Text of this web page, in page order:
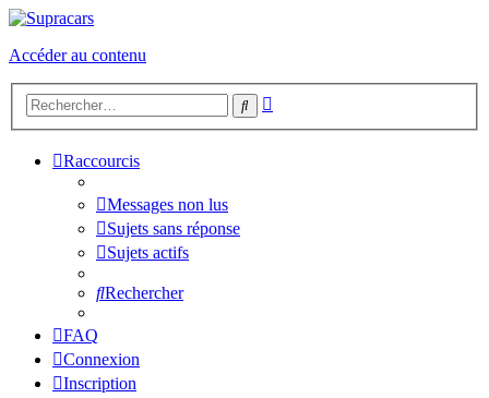
Accéder au contenu
Rechercher
Raccourcis
Messages non lus
Sujets sans réponse
Sujets actifs
Rechercher
FAQ
Connexion
Inscription